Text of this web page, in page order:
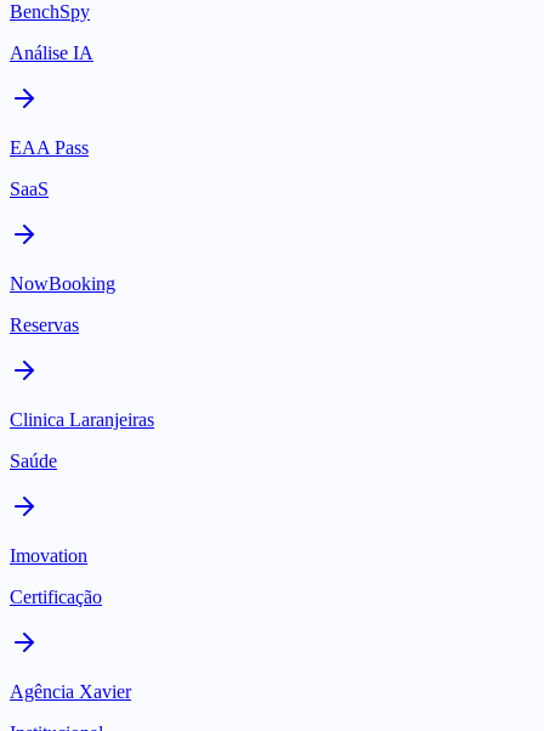
BenchSpy
Análise IA
EAA Pass
SaaS
NowBooking
Reservas
Clinica Laranjeiras
Saúde
Imovation
Certificação
Agência Xavier